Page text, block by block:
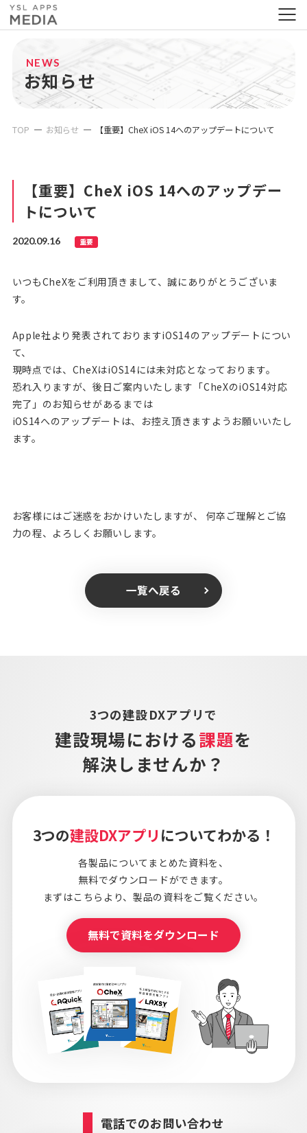
NEWS
お知らせ
TOP お知らせ 【重要】CheX iOS 14へのアップデートについて
【重要】CheX iOS 14へのアップデー
トについて
2020.09.16 重要
いつもCheXをご利用頂きまして、誠にありがとうございま
す。
Apple社より発表されておりますiOS14のアップデートについ
て、
現時点では、CheXはiOS14には未対応となっております。
恐れ入りますが、後日ご案内いたします「CheXのiOS14対応
完了」のお知らせがあるまでは
iOS14へのアップデートは、お控え頂きますようお願いいたし
ます。
お客様にはご迷惑をおかけいたしますが、 何卒ご理解とご協
力の程、よろしくお願いします。
一覧へ戻る
3つの建設DXアプリで
建設現場における課題を
解決しませんか？
3つの建設DXアプリ についてわかる！
各製品についてまとめた資料を、
無料でダウンロードができます。
まずはこちらより、製品の資料をご覧ください。
無料で資料をダウンロード
電話でのお問い合わせ